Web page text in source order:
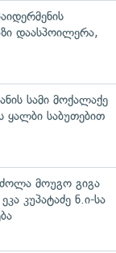
დაასპოილერა,
სამი მოქალაქე
ყალბი საბუთებით
მოუგო გიგა
კუპატაძე ნ.ი-სა